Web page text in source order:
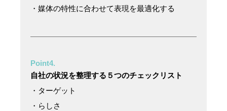
・媒体の特性に合わせて表現を最適化する
Point4.
自社の状況を整理する５つのチェックリスト
・ターゲット
・らしさ